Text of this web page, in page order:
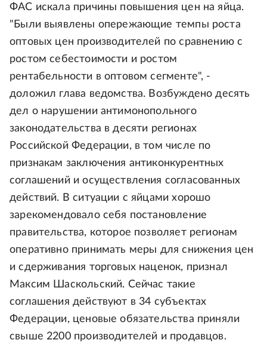
ФАС искала причины повышения цен на яйца.
"Были выявлены опережающие темпы роста
оптовых цен производителей по сравнению с
ростом себестоимости и ростом
рентабельности в оптовом сегменте", -
доложил глава ведомства. Возбуждено десять
дел о нарушении антимонопольного
законодательства в десяти регионах
Российской Федерации, в том числе по
признакам заключения антиконкурентных
соглашений и осуществления согласованных
действий. В ситуации с яйцами хорошо
зарекомендовало себя постановление
правительства, которое позволяет регионам
оперативно принимать меры для снижения цен
и сдерживания торговых наценок, признал
Максим Шаскольский. Сейчас такие
соглашения действуют в 34 субъектах
Федерации, ценовые обязательства приняли
свыше 2200 производителей и продавцов.